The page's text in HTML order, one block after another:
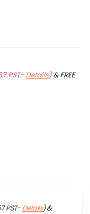
PST- Details)&FREE
PST-Details)&